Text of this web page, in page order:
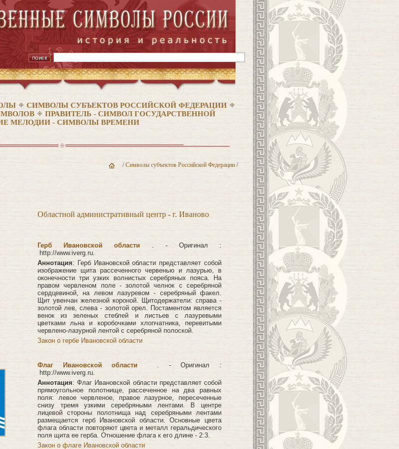
СИМВОЛЫ СУБЪЕКТОВ РОССИЙСКОЙ ФЕДЕРАЦИИ
ПРАВИТЕЛЬ - СИМВОЛ ГОСУДАРСТВЕННОЙ
МЕЛОДИИ - СИМВОЛЫ ВРЕМЕНИ
/Символы субъектов Российской Федерации /
Областной административный центр - г. Иваново
Герб Ивановской области . - Оригинал :
http://www.iverg.ru.
Аннотация: Герб Ивановской области представляет собой
изображение щита рассеченного червенью и лазурью, в
оконечности три узких волнистых серебряных пояса. На
правом червленом поле - золотой челнок с серебряной
сердцевиной, на левом лазуревом - серебряный факел.
Щит увенчан железной короной. Щитодержатели: справа -
золотой лев, слева - золотой орел. Постаментом является
венок из зеленых стеблей и листьев с лазуревыми
цветками льна и коробочками хлопчатника, перевитыми
червлено-лазурной лентой с серебряной полоской.
Закон о гербе Ивановской области
Флаг Ивановской области
. - Оригинал :
http://www.iverg.ru.
Аннотация: Флаг Ивановской области представляет собой
прямоугольное полотнище, рассеченное на два равных
поля: левое червленое, правое лазурное, пересеченные
снизу тремя узкими серебряными лентами. В центре
лицевой стороны полотнища над серебряными лентами
размещается герб Ивановской области. Основные цвета
флага области повторяют цвета и металл геральдического
поля щита ее герба. Отношение флага к его длине - 2:3.
Закон о флаге Ивановской области